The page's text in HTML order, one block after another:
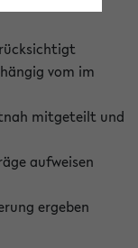
vom im
mitgeteilt und
aufweisen
ergeben